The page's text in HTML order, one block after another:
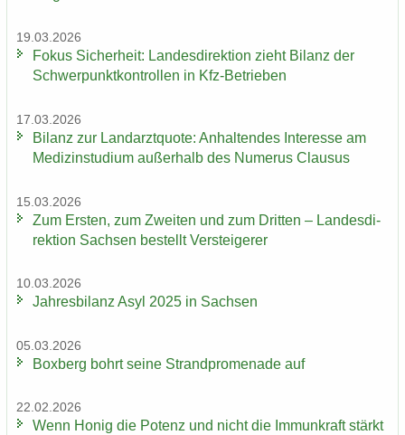
19.03.2026
Fokus Si­cher­heit: Lan­des­di­rek­ti­on zieht Bi­lanz der
Schwer­punkt­kon­trol­len in Kfz-​Betrieben
17.03.2026
Bi­lanz zur Land­arzt­quo­te: An­hal­ten­des In­ter­es­se am
Me­di­zin­stu­di­um au­ßer­halb des Nu­me­rus Clau­sus
15.03.2026
Zum Ers­ten, zum Zwei­ten und zum Drit­ten – Lan­des­di­
rek­ti­on Sach­sen be­stellt Ver­stei­ge­rer
10.03.2026
Jah­res­bi­lanz Asyl 2025 in Sach­sen
05.03.2026
Box­berg bohrt seine Strand­pro­me­na­de auf
22.02.2026
Wenn Honig die Po­tenz und nicht die Im­mun­kraft stärkt